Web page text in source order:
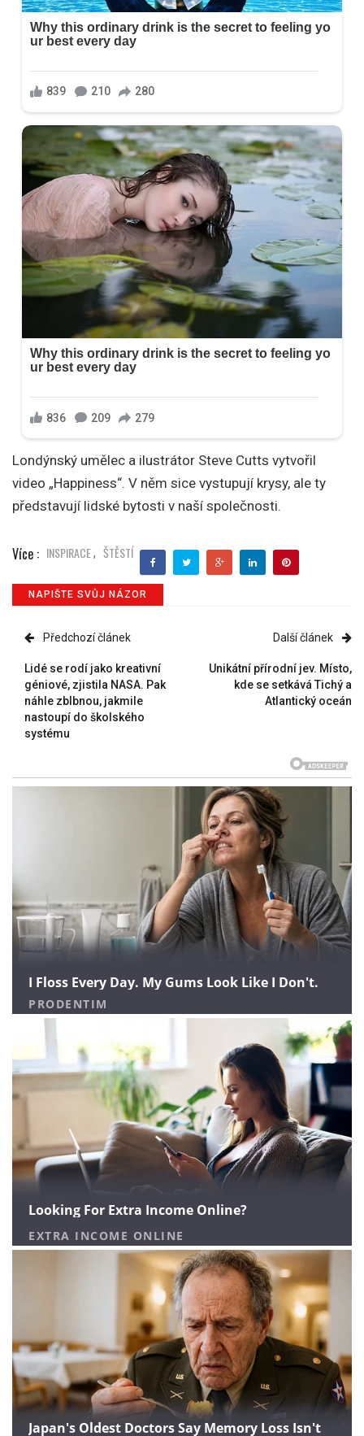
Londýnský umělec a ilustrátor Steve Cutts vytvořil
video „Happiness“. V něm sice vystupují krysy, ale ty
představují lidské bytosti v naší společnosti.
Více : INSPIRACE, ŠTĚSTÍ
NAPIŠTE SVŮJ NÁZOR
Předchozí článek
Lidé se rodí jako kreativní
géniové, zjistila NASA. Pak
náhle zblbnou, jakmile
nastoupí do školského
systému
Další článek
Unikátní přírodní jev. Místo,
kde se setkává Tichý a
Atlantický oceán